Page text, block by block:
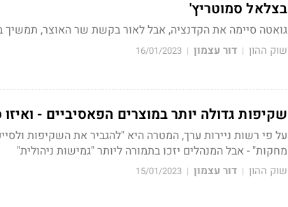
בצלאל סמוטריץ'
גואטה סיימה את הקדנציה, אבל לאור בקשת שר האוצר, תמשיך
שוק ההון | דור עצמון |
16/01/2023
שקיפות גדולה יותר במוצרים הפאסיביים -
על פי רשות ניירות ערך, המטרה היא "להגביר את השקיפות
מחקות" - אבל המנהלים יזכו בתמורה ליותר "גמישות ניהולית"
שוק ההון | דור עצמון |
15/01/2023